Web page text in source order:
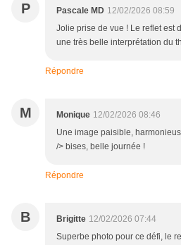
P Pascale MD 12/02/2026 08:59
Jolie prise de vue ! Le reflet est
une très belle interprétation du
Répondre
M Monique 12/02/2026 08:46
Une image paisible,
/> bises, belle journée !
Répondre
B Brigitte 12/02/2026 07:44
Superbe photo pour ce défi, le